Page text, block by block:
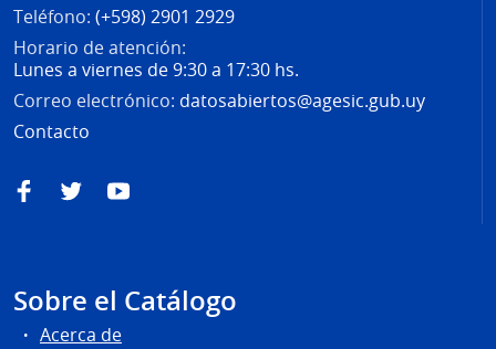
Teléfono: (+598) 2901 2929
Horario de atención:
Lunes a viernes de 9:30 a 17:30 hs.
Correo electrónico: datosabiertos@agesic.gub.uy
Contacto
FacebookTwitterYouTube
Sobre el Catálogo
Acerca de